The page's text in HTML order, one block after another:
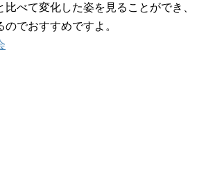
比べて変化した姿を見ることができ、
でおすすめですよ。